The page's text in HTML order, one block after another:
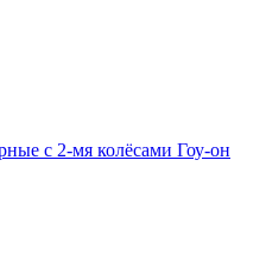
с 2-мя колёсами Гоу-он